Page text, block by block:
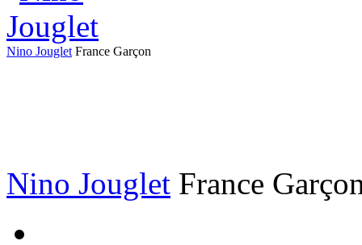
Nino Jouglet France Garçon
Nino Jouglet France